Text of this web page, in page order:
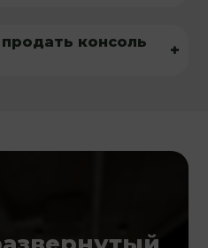
консоль
+